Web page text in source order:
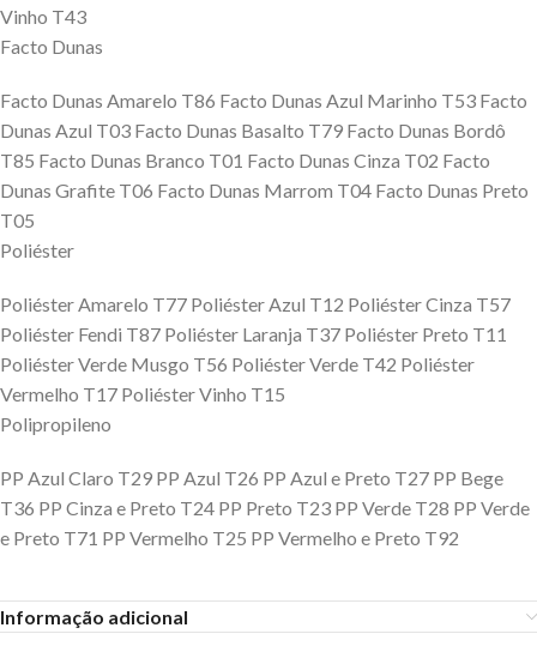
Vinho T43
Facto Dunas
Facto Dunas Amarelo T86 Facto Dunas Azul Marinho T53 Facto
Dunas Azul T03 Facto Dunas Basalto T79 Facto Dunas Bordô
T85 Facto Dunas Branco T01 Facto Dunas Cinza T02 Facto
Dunas Grafite T06 Facto Dunas Marrom T04 Facto Dunas Preto
T05
Poliéster
Poliéster Amarelo T77 Poliéster Azul T12 Poliéster Cinza T57
Poliéster Fendi T87 Poliéster Laranja T37 Poliéster Preto T11
Poliéster Verde Musgo T56 Poliéster Verde T42 Poliéster
Vermelho T17 Poliéster Vinho T15
Polipropileno
PP Azul Claro T29 PP Azul T26 PP Azul e Preto T27 PP Bege
T36 PP Cinza e Preto T24 PP Preto T23 PP Verde T28 PP Verde
e Preto T71 PP Vermelho T25 PP Vermelho e Preto T92
Informação adicional